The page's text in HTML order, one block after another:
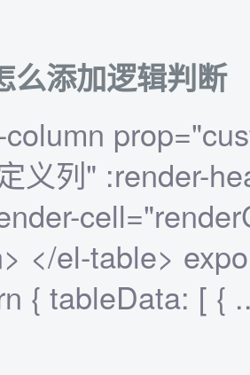
么添加逻辑判断
义列" :render-
</el-table>
{ tableData: [ {